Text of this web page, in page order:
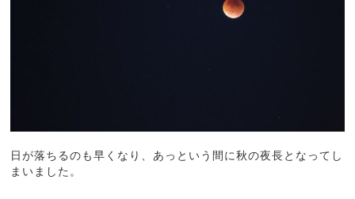
日が落ちるのも早くなり、あっという間に秋の夜長となってし
まいました。